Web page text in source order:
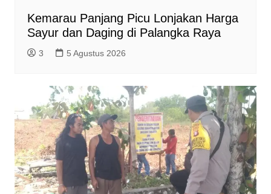
Kemarau Panjang Picu Lonjakan Harga
Sayur dan Daging di Palangka Raya
3 5 Agustus 2026